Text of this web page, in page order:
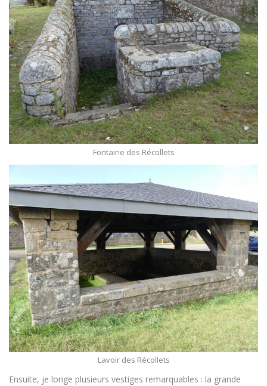
Fontaine des Récollets
Lavoir des Récollets
Ensuite, je longe plusieurs vestiges remarquables : la grande